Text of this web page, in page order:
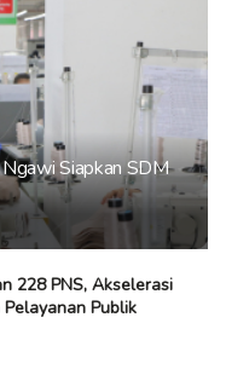
Siapkan SDM
228 PNS, Akselerasi
Publik